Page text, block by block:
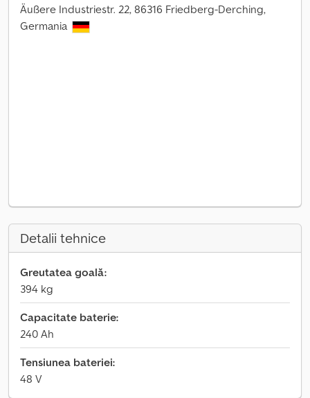
Äußere Industriestr. 22, 86316 Friedberg-Derching,
Germania
Detalii tehnice
Greutatea goală:
394 kg
Capacitate baterie:
240 Ah
Tensiunea bateriei:
48 V